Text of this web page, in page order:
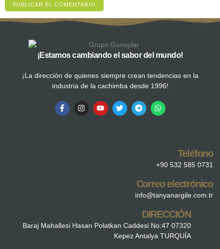
¡Estamos cambiando el sabor del mundo!
¡La dirección de quienes siempre crean tendencias en la
industria de la cachimba desde 1996!
Teléfono
+90 532 585 0731
Correo electrónico
info@tanyanargile.com.tr
DIRECCIÓN
Baraj Mahallesi Hasan Polatkan Caddesi No:47 07320
Kepez Antalya TURQUÍA